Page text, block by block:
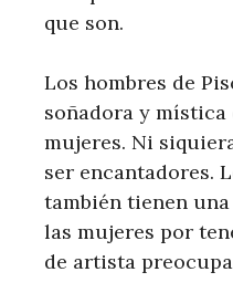
que son.
Los hombres de
soñadora y mística
mujeres. Ni
ser encantadores.
también tienen
las mujeres por
de artista